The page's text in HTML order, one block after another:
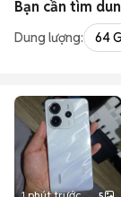
Bạn cần tìm
Dung lượng: 64